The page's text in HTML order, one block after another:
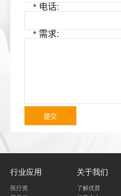
* 电话:
* 需求:
行业应用
医疗类
关于我们
了解优普